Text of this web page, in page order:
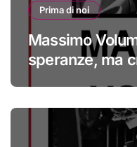
Prima di noi
Massimo
speranze, ma